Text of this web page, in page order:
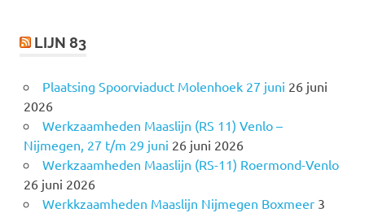
LIJN 83
Plaatsing Spoorviaduct Molenhoek 27 juni 26 juni
2026
Werkzaamheden Maaslijn (RS 11) Venlo –
Nijmegen, 27 t/m 29 juni 26 juni 2026
Werkzaamheden Maaslijn (RS-11) Roermond-Venlo
26 juni 2026
Werkkzaamheden Maaslijn Nijmegen Boxmeer 3